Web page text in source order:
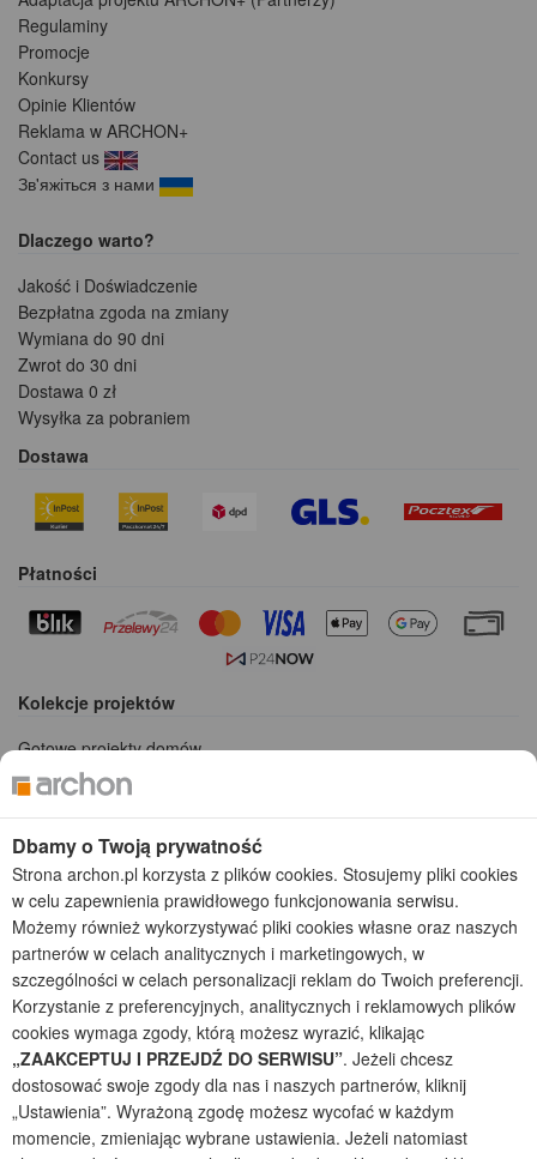
Regulaminy
Promocje
Konkursy
Opinie Klientów
Reklama w ARCHON+
Contact us
Зв'яжіться з нами
Dlaczego warto?
Jakość i Doświadczenie
Bezpłatna zgoda na zmiany
Wymiana do 90 dni
Zwrot do 30 dni
Dostawa 0 zł
Wysyłka za pobraniem
Dostawa
Płatności
Kolekcje projektów
Gotowe projekty domów
Projekty domów tanich w budowie
Projekty domów szeregowych
Projekty domów wielorodzinnych
Projekty domów bliźniaczych
Projekty domów nowoczesnych
Projekty domów parterowych
2026 © ARCHON+ Biuro Projektów - Tradycyjne i nowoczesne gotowe
projekty domów - autorska pracownia architektoniczna założona w 1990r.
przez arch. Barbarę Mendel
Z uwagi na ciągłe doskonalenie procesu powstawania projektów (zgodnie z
normą ISO 9001), prezentowane na stronie projekty domów mogą
nieznacznie różnić się od dokumentacji technicznej.
Informujemy, iż w celu optymalizacji treści dostępnych w naszym sklepie,
Dbamy o Twoją prywatność
Strona archon.pl korzysta z plików cookies. Stosujemy pliki cookies
w celu zapewnienia prawidłowego funkcjonowania serwisu.
Możemy również wykorzystywać pliki cookies własne oraz naszych
partnerów w celach analitycznych i marketingowych, w
szczególności w celach personalizacji reklam do Twoich preferencji.
Korzystanie z preferencyjnych, analitycznych i reklamowych plików
cookies wymaga zgody, którą możesz wyrazić, klikając
„ZAAKCEPTUJ I PRZEJDŹ DO SERWISU”. Jeżeli chcesz
dostosować swoje zgody dla nas i naszych partnerów, kliknij
„Ustawienia”. Wyrażoną zgodę możesz wycofać w każdym
momencie, zmieniając wybrane ustawienia. Jeżeli natomiast